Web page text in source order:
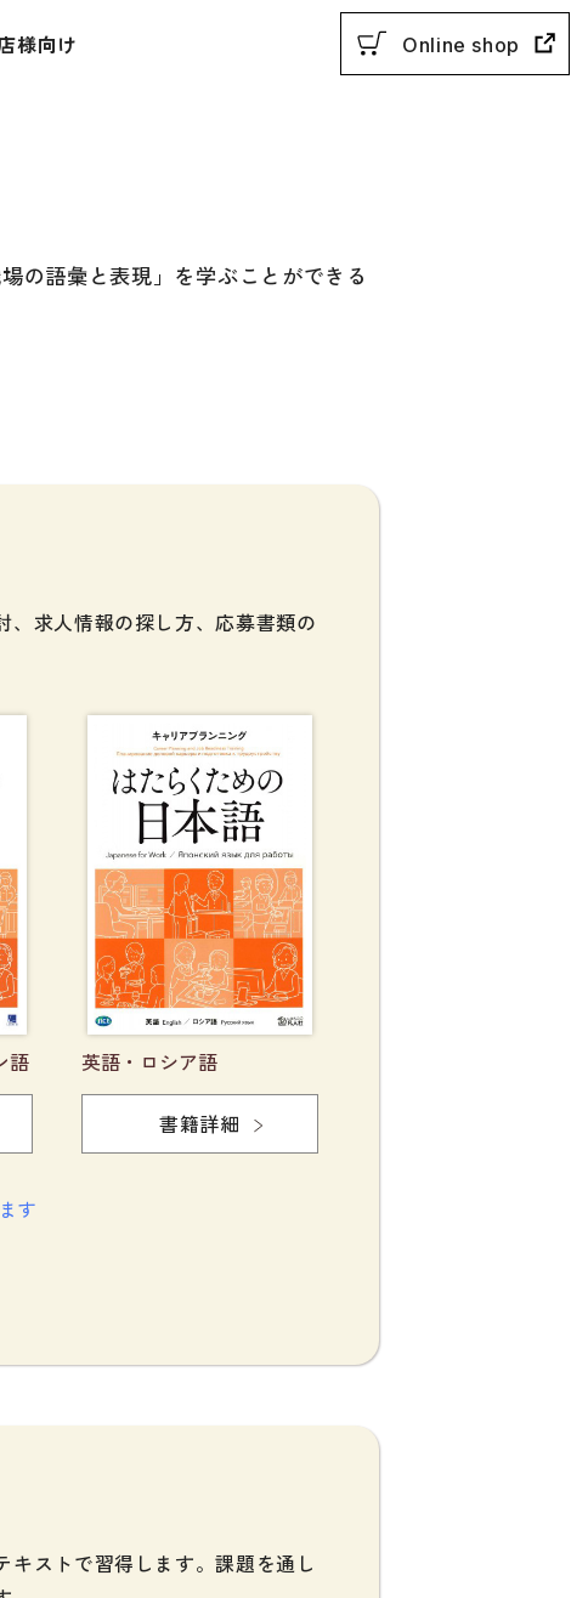
様向け Online shop
・意味
対策
語教育事情
化間コミュニケーション
語社会・言語政策
の諸相
デミック・スキル
刊行物
の語彙と表現」を学ぶことができる
、求人情報の探し方、応募書類の
語 英語・ロシア語
書籍詳細
す
ストで習得します。課題を通し